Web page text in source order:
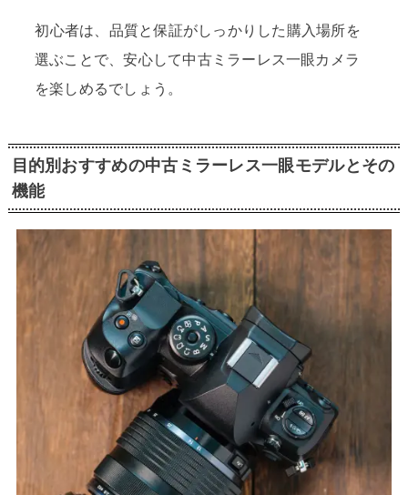
初心者は、品質と保証がしっかりした購入場所を
選ぶことで、安心して中古ミラーレス一眼カメラ
を楽しめるでしょう。
目的別おすすめの中古ミラーレス一眼モデルとその
機能